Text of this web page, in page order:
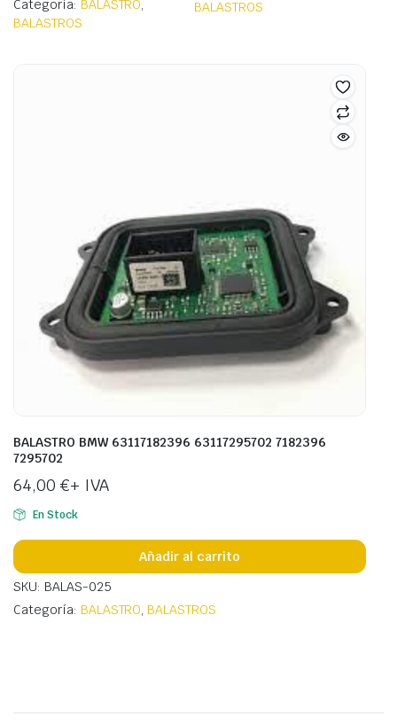
Categoría: BALASTRO,
BALASTROS
BALASTROS
BALASTRO BMW 63117182396 63117295702 7182396
7295702
64,00 €+ IVA
En Stock
Añadir al carrito
SKU: BALAS-025
Categoría: BALASTRO, BALASTROS